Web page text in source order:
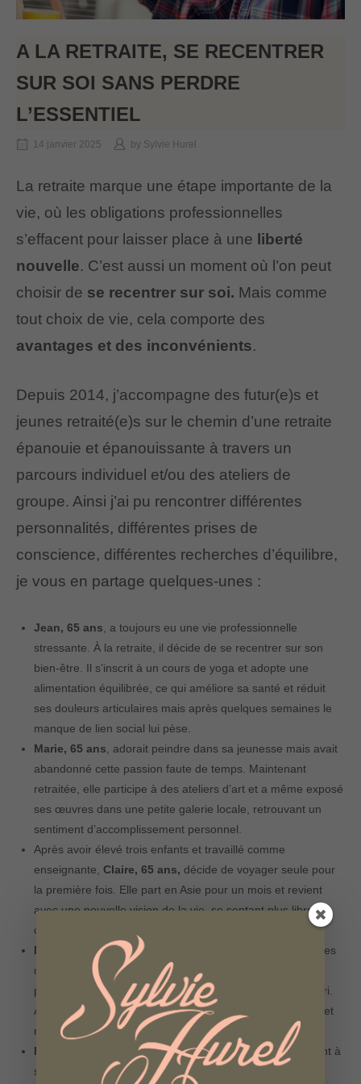
A LA RETRAITE, SE RECENTRER
SUR SOI SANS PERDRE
L’ESSENTIEL
14 janvier 2025 by Sylvie Hurel
La retraite marque une étape importante de la
vie, où les obligations professionnelles
s’effacent pour laisser place à une liberté
nouvelle. C’est aussi un moment où l’on peut
choisir de se recentrer sur soi. Mais comme
tout choix de vie, cela comporte des
avantages et des inconvénients.
Depuis 2014, j’accompagne des futur(e)s et
jeunes retraité(e)s sur le chemin d’une retraite
épanouie et épanouissante à travers un
parcours individuel et/ou des ateliers de
groupe. Ainsi j’ai pu rencontrer différentes
personnalités, différentes prises de
conscience, différentes recherches d’équilibre,
je vous en partage quelques-unes :
Jean, 65 ans , a toujours eu une vie professionnelle
stressante. À la retraite, il décide de se recentrer sur son
bien-être. Il s’inscrit à un cours de yoga et adopte une
alimentation équilibrée, ce qui améliore sa santé et réduit
ses douleurs articulaires mais après quelques semaines le
manque de lien social lui pèse.
Marie, 65 ans , adorait peindre dans sa jeunesse mais avait
abandonné cette passion faute de temps. Maintenant
retraitée, elle participe à des ateliers d’art et a même exposé
ses œuvres dans une petite galerie locale, retrouvant un
sentiment d’accomplissement personnel.
Après avoir élevé trois enfants et travaillé comme
enseignante, Claire, 65 ans, décide de voyager seule pour
la première fois. Elle part en Asie pour un mois et revient
avec une nouvelle vision de la vie, se sentant plus libre et
confiante.
Nathalie, 67 ans, choisit de se retirer progressivement des
cercles sociaux pour se recentrer sur la lecture et les
promenades solitaires en attendant la retraite de son mari.
Après quelques mois, elle ressent une profonde solitude et
regrette de ne plus voir ses amis aussi souvent.
Michel, 65 ans
, décide de se consacrer enfin entièrement à
ses loisirs, comme la pêche et le jardinage. Cependant, il